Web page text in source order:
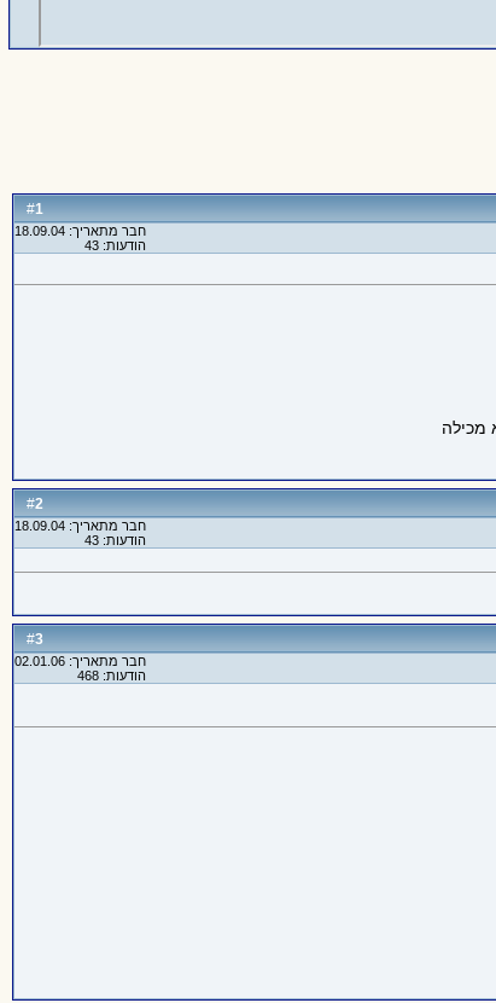
#
1
חבר מתאריך: 18.09.04
הודעות: 43
#
2
חבר מתאריך: 18.09.04
הודעות: 43
#
3
חבר מתאריך: 02.01.06
הודעות: 468